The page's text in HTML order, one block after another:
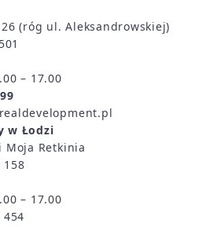
(róg ul. Aleksandrowskiej)
– 17.00
w Łodzi
Moja Retkinia
158
– 17.00